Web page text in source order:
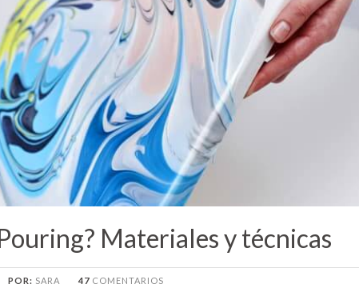
Materiales y técnicas
POR: SARA 47 COMENTARIOS